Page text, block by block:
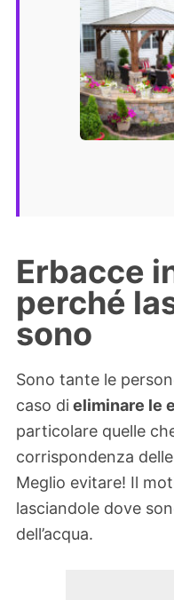
Erbacce
perché
sono
Sono tante le
caso di eliminare le
particolare quelle
corrispondenza
Meglio evitare! Il
lasciandole dove
dell’acqua.